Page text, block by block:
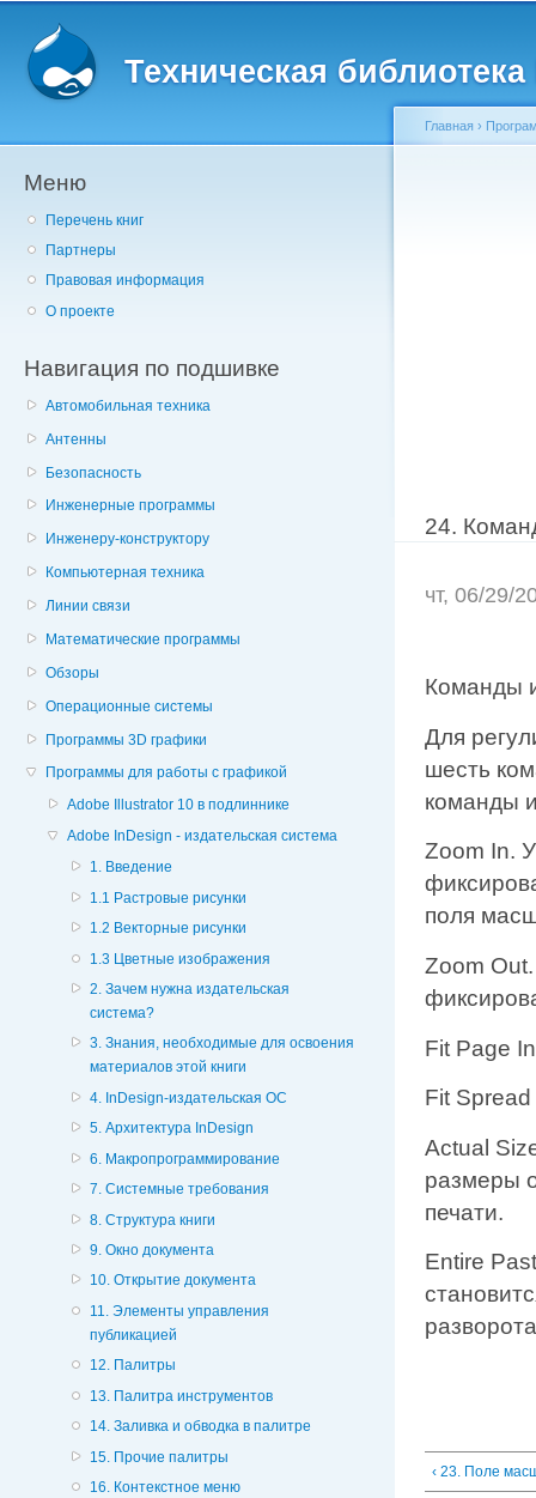
Техническая
Меню
Перечень книг
Партнеры
Правовая информация
О проекте
Навигация по подшивке
Автомобильная техника
Антенны
Безопасность
Инженерные программы
Инженеру-конструктору
Компьютерная техника
Линии связи
Математические программы
Обзоры
Операционные системы
Программы 3D графики
Программы для работы с графикой
Adobe Illustrator 10 в подлиннике
Adobe InDesign - издательская система
1. Введение
1.1 Растровые рисунки
1.2 Векторные рисунки
1.3 Цветные изображения
2. Зачем нужна издательская
система?
3. Знания, необходимые для освоения
материалов этой книги
4. InDesign-издательская ОС
5. Архитектура InDesign
6. Макропрограммирование
7. Системные требования
8. Структура книги
9. Окно документа
10. Открытие документа
11. Элементы управления
публикацией
12. Палитры
13. Палитра инструментов
14. Заливка и обводка в палитре
15. Прочие палитры
16. Контекстное меню
Главная ›
24.
чт, 06/29/
Команды
Для
шесть
команды
Zoom In.
поля
Zoom
Fit Page
Fit
Actual
размеры
печати.
Entire
‹ 23. Поле